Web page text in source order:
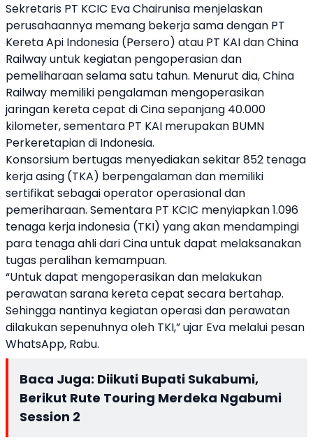
Sekretaris PT KCIC Eva Chairunisa menjelaskan
perusahaannya memang bekerja sama dengan PT
Kereta Api Indonesia (Persero) atau PT KAI dan China
Railway untuk kegiatan pengoperasian dan
pemeliharaan selama satu tahun. Menurut dia, China
Railway memiliki pengalaman mengoperasikan
jaringan kereta cepat di Cina sepanjang 40.000
kilometer, sementara PT KAI merupakan BUMN
Perkeretapian di Indonesia.
Konsorsium bertugas menyediakan sekitar 852 tenaga
kerja asing (TKA) berpengalaman dan memiliki
sertifikat sebagai operator operasional dan
pemeriharaan. Sementara PT KCIC menyiapkan 1.096
tenaga kerja indonesia (TKI) yang akan mendampingi
para tenaga ahli dari Cina untuk dapat melaksanakan
tugas peralihan kemampuan.
“Untuk dapat mengoperasikan dan melakukan
perawatan sarana kereta cepat secara bertahap.
Sehingga nantinya kegiatan operasi dan perawatan
dilakukan sepenuhnya oleh TKI,” ujar Eva melalui pesan
WhatsApp, Rabu.
Baca Juga: Diikuti Bupati Sukabumi,
Berikut Rute Touring Merdeka Ngabumi
Session 2